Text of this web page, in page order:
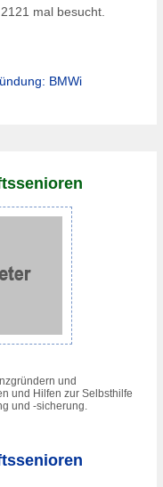
mal besucht.
BMWi
und
und Hilfen zur Selbsthilfe
und -sicherung.